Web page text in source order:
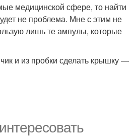
медицинской сфере, то найти
не проблема. Мне с этим не
лишь те ампулы, которые
и из пробки сделать крышку —